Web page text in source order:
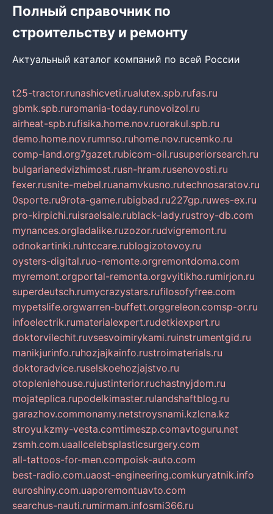
Полный справочник по
строительству и ремонту
Актуальный каталог компаний по всей России
t25-tractor.runashicveti.rualutex.spb.rufas.ru
gbmk.spb.ruromania-today.runovoizol.ru
airheat-spb.rufisika.home.nov.ruorakul.spb.ru
demo.home.nov.rumnso.ruhome.nov.rucemko.ru
comp-land.org7gazet.rubicom-oil.rusuperiorsearch.ru
bulgarianedvizhimost.rusn-hram.rusenovosti.ru
fexer.rusnite-mebel.ruanamvkusno.rutechnosaratov.ru
0sporte.ru9rota-game.rubigbad.ru227gp.ruwes-ex.ru
pro-kirpichi.ruisraelsale.rublack-lady.rustroy-db.com
mynances.orgladalike.ruzozor.rudvigremont.ru
odnokartinki.ruhtccare.rublogizotovoy.ru
oysters-digital.ruo-remonte.orgremontdoma.com
myremont.orgportal-remonta.orgvyitikho.rumirjon.ru
superdeutsch.rumycrazystars.rufilosofyfree.com
mypetslife.orgwarren-buffett.orggreleon.comsp-or.ru
infoelectrik.rumaterialexpert.rudetkiexpert.ru
doktorvilechit.ruvsesvoimirykami.ruinstrumentgid.ru
manikjurinfo.ruhozjajkainfo.rustroimaterials.ru
doktoradvice.ruselskoehozjajstvo.ru
otopleniehouse.rujustinterior.ruchastnyjdom.ru
mojateplica.rupodelkimaster.rulandshaftblog.ru
garazhov.commonamy.netstroysnami.kzlcna.kz
stroyu.kzmy-vesta.comtimeszp.comavtoguru.net
zsmh.com.uaallcelebsplasticsurgery.com
all-tattoos-for-men.compoisk-auto.com
best-radio.com.uaost-engineering.comkuryatnik.info
euroshiny.com.uaporemontuavto.com
searchus-nauti.rumirmam.infosmi366.ru